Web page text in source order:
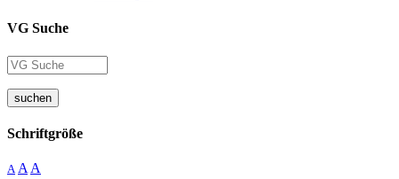
VG Suche
suchen
Schriftgröße
A A A